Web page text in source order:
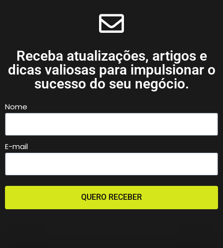
Receba atualizações, artigos e
dicas valiosas para impulsionar o
sucesso do seu negócio.
Nome
E-mail
QUERO RECEBER